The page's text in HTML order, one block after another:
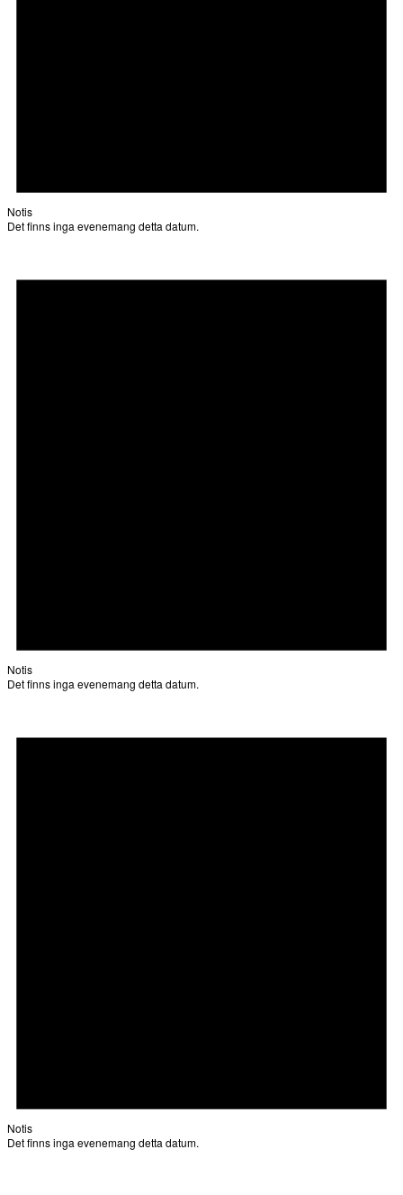
Notis
Det finns inga evenemang detta datum.
Notis
Det finns inga evenemang detta datum.
Notis
Det finns inga evenemang detta datum.